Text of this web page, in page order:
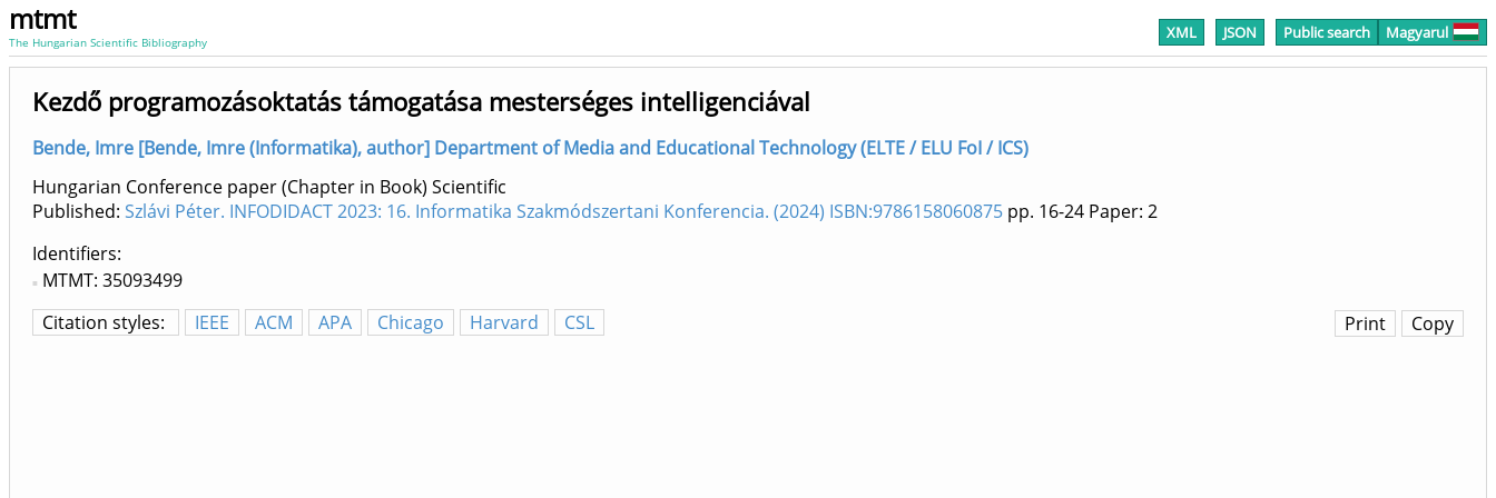
mtmt
The Hungarian Scientific Bibliography XML JSON Public search Magyarul
Kezdő programozásoktatás támogatása mesterséges intelligenciával
Bende, Imre [Bende, Imre (Informatika), author] Department of Media and Educational Technology (ELTE / ELU FoI / ICS)
Hungarian Conference paper (Chapter in Book) Scientific
Published: Szlávi Péter. INFODIDACT 2023: 16. Informatika Szakmódszertani Konferencia. (2024) ISBN:9786158060875 pp. 16-24 Paper: 2
Identifiers
MTMT: 35093499
Citation styles:
IEEE ACM APA Chicago Harvard CSL Copy
Print